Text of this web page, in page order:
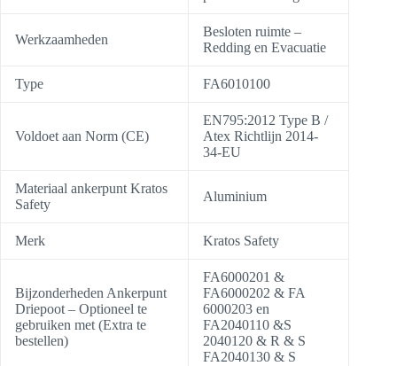
Werkzaamheden
Besloten ruimte –
Redding en Evacuatie
Type FA6010100
Voldoet aan Norm (CE)
EN795:2012 Type B /
Atex Richtlijn 2014-
34-EU
Materiaal ankerpunt Kratos
Safety
Aluminium
Merk Kratos Safety
Bijzonderheden Ankerpunt
Driepoot – Optioneel te
gebruiken met (Extra te
bestellen)
FA6000201 &
FA6000202 & FA
6000203 en
FA2040110 &S
2040120 & R & S
FA2040130 & S